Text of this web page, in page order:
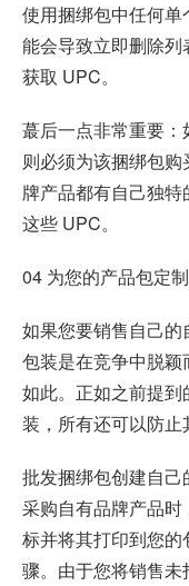
使用捆绑包中任何
能会导致立即删除
获取 UPC。
蕞后一点非常重要：
则必须为该捆绑包
牌产品都有自己独
这些 UPC。
04 为您的产品包定
如果您要销售自己
包装是在竞争中脱
如此。正如之前提
装，所有还可以防止
批发捆绑包创建自
采购自有品牌产品
标并将其打印到您
骤。由于您将销售